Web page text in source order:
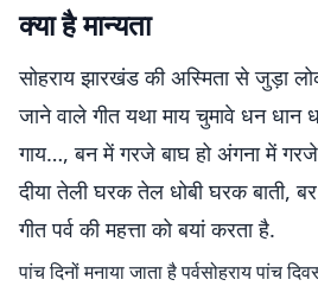
क्या है मान्यता
सोहराय झारखंड की अस्मिता से जुड़ा
जाने वाले गीत यथा माय चुमावे धन धान
गाय…, बन में गरजे बाघ हो अंगना में
दीया तेली घरक तेल धोबी घरक बाती,
गीत पर्व की महत्ता को बयां करता है.
पांच दिनों मनाया जाता है पर्वसोहराय पांच